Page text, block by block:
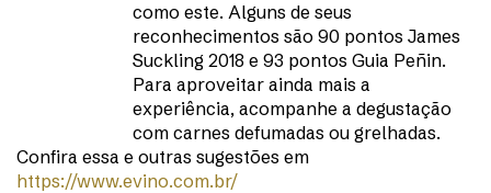
como este. Alguns de seus
reconhecimentos são 90 pontos James
Suckling 2018 e 93 pontos Guia Peñin.
Para aproveitar ainda mais a
experiência, acompanhe a degustação
com carnes defumadas ou grelhadas.
Confira essa e outras sugestões em
https://www.evino.com.br/